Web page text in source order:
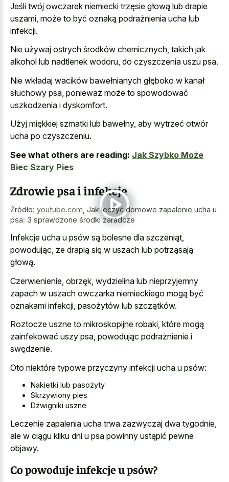
Jeśli twój owczarek niemiecki trzęsie głową lub drapie
uszami, może to być oznaką podrażnienia ucha lub
infekcji.
Nie używaj ostrych środków chemicznych, takich jak
alkohol lub nadtlenek wodoru, do czyszczenia uszu psa.
Nie wkładaj wacików bawełnianych głęboko w kanał
słuchowy psa, ponieważ może to spowodować
uszkodzenia i dyskomfort.
Użyj miękkiej szmatki lub bawełny, aby wytrzeć otwór
ucha po czyszczeniu.
See what others are reading: Jak Szybko Może
Biec Szary Pies
Zdrowie psa i infekcje
Źródło: youtube.com Jak leczyć domowe zapalenie ucha u
psa: 3 sprawdzone środki zaradcze
Infekcje ucha u psów są bolesne dla szczeniąt,
powodując, że drapią się w uszach lub potrząsają
głową.
Czerwienienie, obrzęk, wydzielina lub nieprzyjemny
zapach w uszach owczarka niemieckiego mogą być
oznakami infekcji, pasożytów lub szczątków.
Roztocze uszne to mikroskopijne robaki, które mogą
zainfekować uszy psa, powodując podrażnienie i
swędzenie.
Oto niektóre typowe przyczyny infekcji ucha u psów:
Nakietki lub pasożyty
Skrzywiony pies
Dźwigniki uszne
Leczenie zapalenia ucha trwa zazwyczaj dwa tygodnie,
ale w ciągu kilku dni u psa powinny ustąpić pewne
objawy.
Co powoduje infekcje u psów?